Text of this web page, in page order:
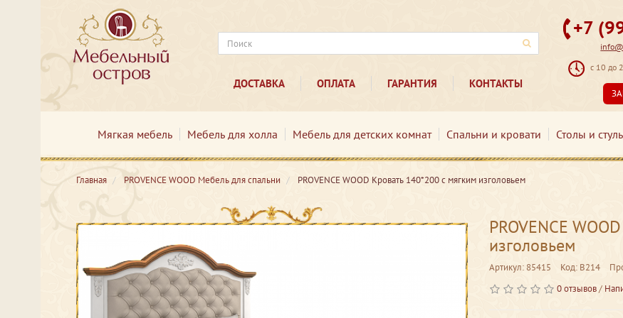
ДОСТАВКА ОПЛАТА ГАРАНТИЯ КОНТАКТЫ
+7
с 10 до
Мягкая мебель Мебель для холла Мебель для детских комнат Спальни и кровати Столы и
Главная PROVENCE WOOD Мебель для спальни PROVENCE WOOD Кровать 140*200 с мягким изголовьем
PROVENCE
изголовьем
Артикул: 85415 Код: В214
0 отзывов/